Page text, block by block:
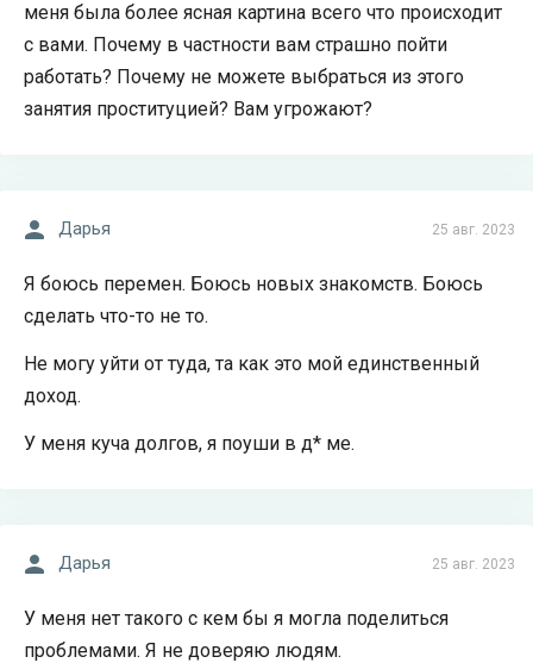
меня была более ясная картина всего что происходит
с вами. Почему в частности вам страшно пойти
работать? Почему не можете выбраться из этого
занятия проституцией? Вам угрожают?
25 авг. 2023
Дарья
Я боюсь перемен. Боюсь новых знакомств. Боюсь
сделать что-то не то.
Не могу уйти от туда, та как это мой единственный
доход.
У меня куча долгов, я поуши в д* ме.
25 авг. 2023
Дарья
У меня нет такого с кем бы я могла поделиться
проблемами. Я не доверяю людям.